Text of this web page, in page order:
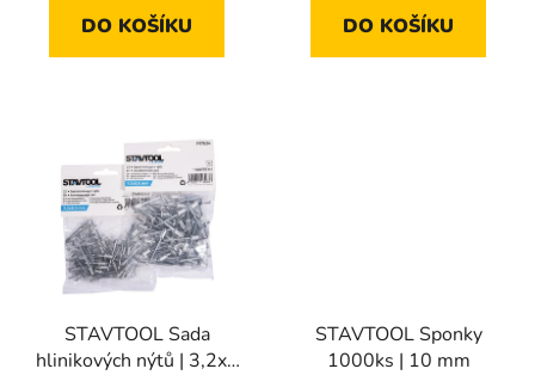
DO KOŠÍKU DO KOŠÍKU
STAVTOOL Sada
hlinikových nýtů | 3,2x6
STAVTOOL Sponky
1000ks | 10 mm